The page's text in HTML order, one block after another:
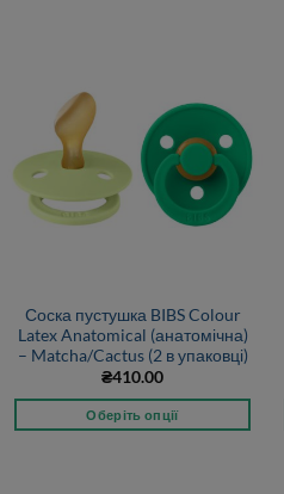
Соска пустушка BIBS Colour
Latex Anatomical (анатомічна)
– Matcha/Cactus (2 в упаковці)
₴410.00
Оберіть опції